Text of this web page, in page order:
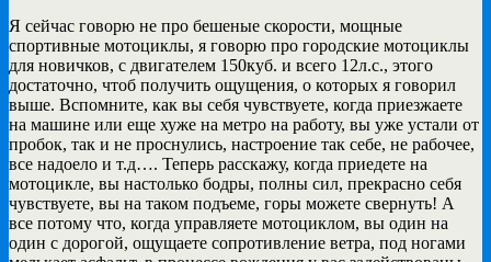
Я сейчас говорю не про бешеные скорости, мощные
спортивные мотоциклы, я говорю про городские мотоциклы
для новичков, с двигателем 150куб. и всего 12л.с., этого
достаточно, чтоб получить ощущения, о которых я говорил
выше. Вспомните, как вы себя чувствуете, когда приезжаете
на машине или еще хуже на метро на работу, вы уже устали от
пробок, так и не проснулись, настроение так себе, не рабочее,
все надоело и т.д…. Теперь расскажу, когда приедете на
мотоцикле, вы настолько бодры, полны сил, прекрасно себя
чувствуете, вы на таком подъеме, горы можете свернуть! А
все потому что, когда управляете мотоциклом, вы один на
один с дорогой, ощущаете сопротивление ветра, под ногами